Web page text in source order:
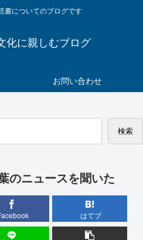
書についてのブログです
化に親しむブログ
お問い合わせ
検索
のニュースを聞いた
はてブ